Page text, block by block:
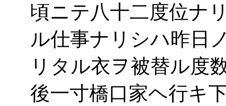
頃ニテ八十二度位ナ
ル仕事ナリシハ昨日
リタル衣ヲ被替ル
後一寸橋口家ヘ行キ